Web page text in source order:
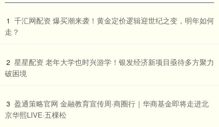
1 ​千汇网配资 爆买潮来袭！黄金定价逻辑迎世纪之变，明年如何
走？
2 ​星星配资 老年大学也时兴游学！银发经济新项目亟待多方聚力
破困境
3 ​盈通策略官网 金融教育宣传周·商圈行｜华商基金即将走进北
京华熙LIVE·五棵松